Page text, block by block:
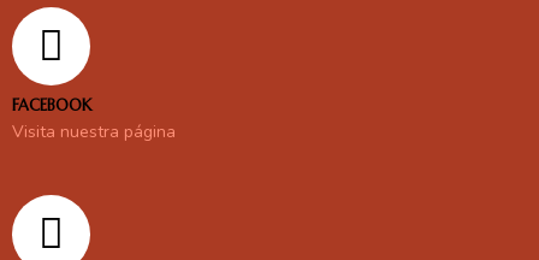
FACEBOOK
Visita nuestra página